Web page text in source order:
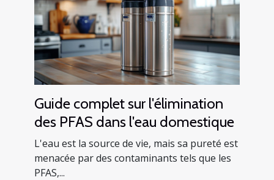
Guide complet sur l'élimination
des PFAS dans l'eau domestique
L'eau est la source de vie, mais sa pureté est
menacée par des contaminants tels que les
PFAS,...